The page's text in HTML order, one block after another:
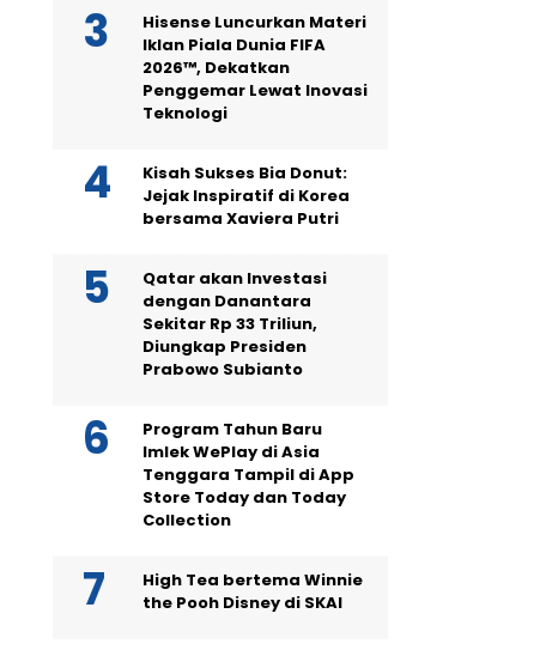
Hisense Luncurkan Materi
Iklan Piala Dunia FIFA
2026™, Dekatkan
Penggemar Lewat Inovasi
Teknologi
Kisah Sukses Bia Donut:
Jejak Inspiratif di Korea
bersama Xaviera Putri
Qatar akan Investasi
dengan Danantara
Sekitar Rp 33 Triliun,
Diungkap Presiden
Prabowo Subianto
Program Tahun Baru
Imlek WePlay di Asia
Tenggara Tampil di App
Store Today dan Today
Collection
High Tea bertema Winnie
the Pooh Disney di SKAI